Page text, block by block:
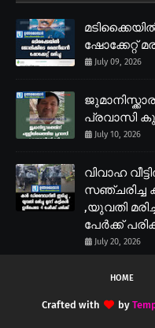
ഷോക്കേറ്റ്
July 09, 2026
പ്രവാസി
July 10, 2026
വിവാഹ
സഞ്ചരിച്ച
,യുവതി
പേർക്ക്
July 20, 2026
HOME
Crafted with by